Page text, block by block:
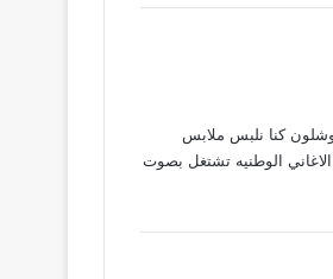
اتذكرت ايام الروضه الجميله وشلون كنا نلبس ملابس
الوطنيه تشتغل بصوت